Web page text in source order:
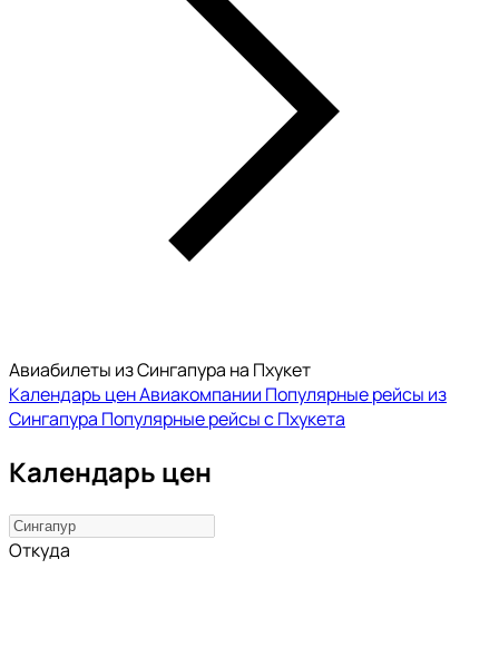
Авиабилеты из Сингапура на Пхукет
Календарь ценАвиакомпании Популярные рейсы из
Сингапура Популярные рейсы с Пхукета
Календарь цен
Откуда